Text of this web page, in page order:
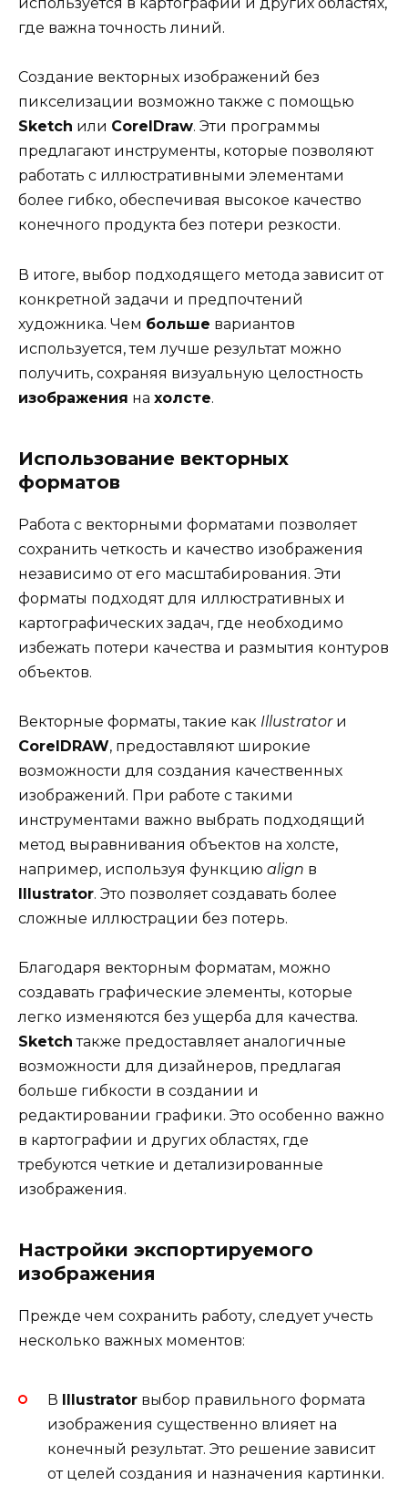
где важна точность линий.
Создание векторных изображений без
пикселизации возможно также с помощью
Sketch или CorelDraw. Эти программы
предлагают инструменты, которые позволяют
работать с иллюстративными элементами
более гибко, обеспечивая высокое качество
конечного продукта без потери резкости.
В итоге, выбор подходящего метода зависит от
конкретной задачи и предпочтений
художника. Чем больше вариантов
используется, тем лучше результат можно
получить, сохраняя визуальную целостность
изображения на холсте.
Использование векторных
форматов
Работа с векторными форматами позволяет
сохранить четкость и качество изображения
независимо от его масштабирования. Эти
форматы подходят для иллюстративных и
картографических задач, где необходимо
избежать потери качества и размытия контуров
объектов.
Векторные форматы, такие как Illustratorи
CorelDRAW, предоставляют широкие
возможности для создания качественных
изображений. При работе с такими
инструментами важно выбрать подходящий
метод выравнивания объектов на холсте,
например, используя функцию align в
Illustrator. Это позволяет создавать более
сложные иллюстрации без потерь.
Благодаря векторным форматам, можно
создавать графические элементы, которые
легко изменяются без ущерба для качества.
Sketch также предоставляет аналогичные
возможности для дизайнеров, предлагая
больше гибкости в создании и
редактировании графики. Это особенно важно
в картографии и других областях, где
требуются четкие и детализированные
изображения.
Настройки экспортируемого
изображения
Прежде чем сохранить работу, следует учесть
несколько важных моментов:
В Illustrator выбор правильного формата
изображения существенно влияет на
конечный результат. Это решение зависит
от целей создания и назначения картинки.